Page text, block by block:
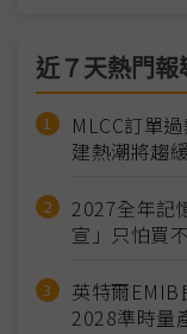
近７天熱門報
MLCC訂單
建熱潮將趨緩
2027全年記
宣」只怕買
英特爾
2028準時量